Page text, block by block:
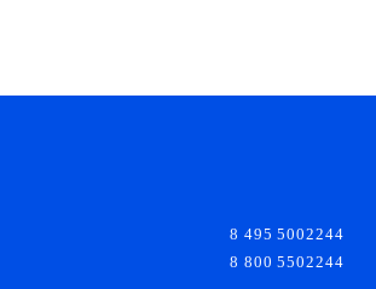
8 495 5002244
8 800 5502244